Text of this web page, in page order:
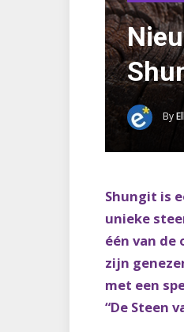
By
Shungit is
unieke
één van de
zijn
met een
“De Steen